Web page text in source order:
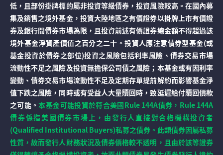
低，且部份掛牌標的屬非投資等級債券，投資風險較高。在國內募
集及銷售之境外基金，投資大陸地區之有價證券以掛牌上市有價證
券及銀行間債券市場為限，且投資前述有價證券總金額不得超過該
境外基金淨資產價值之百分之二十。投資人應注意債券型基金(或
基金投資於債券之部位)投資之風險包括利率風險、債券交易市場
流動性不足之風險及投資無擔保公司債之風險；本基金或有因利率
變動、債券交易市場流動性不足及定期存單提前解約而影響基金淨
值下跌之風險，同時或有受益人大量贖回時，致延遲給付贖回價款
之可能。本基金可能投資於符合美國Rule 144A債券，Rule 144A
債券係指美國債券市場上，由發行人直接對合格機構投資者
(Qualified Institutional Buyers)私募之債券。此類債券因屬私募
性質，故而發行人財務狀況及債券價格較不透明，且由於該等證券